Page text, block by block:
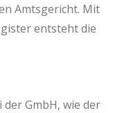
Amtsgericht. Mit
entsteht die
GmbH, wie der